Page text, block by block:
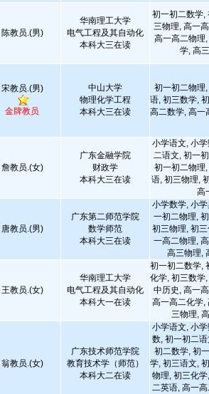
陈教员.(男)
华南理工大学
电气工程及其自动化
本科大三在读
初一初二数学,
三物理, 高一
高一高二物理
学, 高
宋教员.(男)
金牌教员
中山大学
物理化学工程
本科大三在读
初一初二物理
语, 初三数学,
高二数学, 高一
詹教员.(女)
广东金融学院
财政学
本科大三在读
小学语文, 小
二语文, 初一
初一初二物理
语, 初三物理,
高
唐教员.(男)
广东第二师范学院
数学师范
本科大三在读
小学数学, 小
一初二物理,
初三物理, 初
一高二物理,
高三物理,
王教员.(女)
华南理工大学
电气工程及其自动化
本科大一在读
初一初二数学,
化学, 初三数学
中历史, 高一
高一高二化学,
三物理,
翁教员.(女)
广东技术师范学院
教育技术学（师范）
本科大二在读
小学语文, 小
数, 初一初二
初二数学, 初
学, 初三语文,
物理, 初三化
二英语, 高一